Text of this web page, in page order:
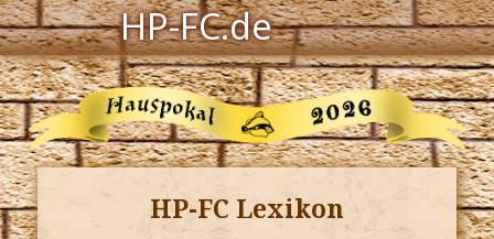
HP-FC.de
Navigation
Harry Potter
Der HP-FC
HogwartsHP-FC Lexikon